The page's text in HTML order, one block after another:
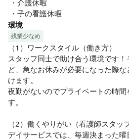
・子の看護休暇
環境
残業少なめ
（1）ワークスタイル（働き方）
スタッフ同士で助け合う環境です
ど、急なお休みが必要になった際
けます。
夜勤がないのでプライベートの時
す。
（2）働くやりがい（看護師スタッ
デイサービスでは、毎週決まった